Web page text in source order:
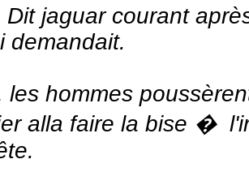
Dit jaguar courant
demandait.
les hommes
alla faire la bise �